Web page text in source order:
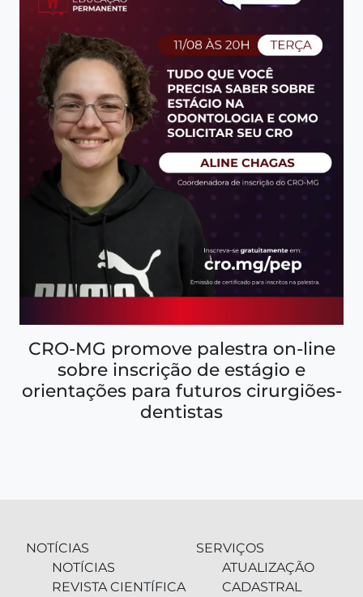
CRO-MG promove palestra on-line
sobre inscrição de estágio e
orientações para futuros cirurgiões-
dentistas
NOTÍCIAS
NOTÍCIAS
REVISTA CIENTÍFICA
SERVIÇOS
ATUALIZAÇÃO
CADASTRAL